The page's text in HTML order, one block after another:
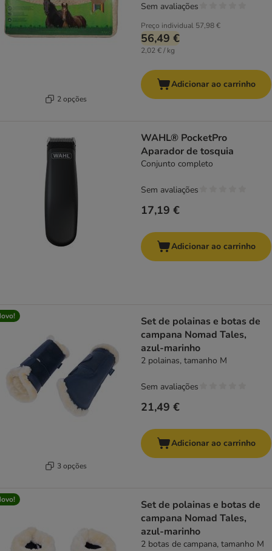
2 opções
Preço individual 57,98 €
56,49 €
2,02 € / kg
Sem avaliações
Adicionar ao carrinho
WAHL® PocketPro
Aparador de tosquia
Conjunto completo
17,19 €
Sem avaliações
Adicionar ao carrinho
3 opções
Set de polainas e botas de
campana Nomad Tales,
azul-marinho
2 polainas, tamanho M
21,49 €
Sem avaliações
Adicionar ao carrinho
Set de polainas e botas de
campana Nomad Tales,
azul-marinho
2 botas de campana, tamanho M